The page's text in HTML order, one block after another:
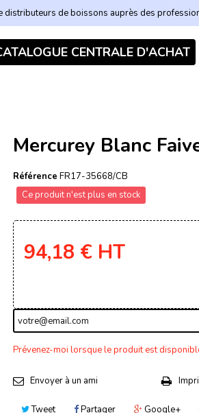
distributeurs de boissons auprès des
CENTRALE D'ACHAT
Mercurey Blanc
Référence FR17-35668/CB
Ce produit n'est plus en stock
94,18 € HT
Prévenez-moi lorsque le produit est
Envoyer à un ami
Tweet Partager Google+